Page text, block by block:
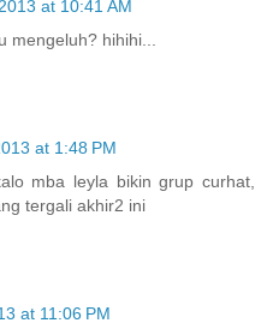
at 10:41 AM
mengeluh? hihihi...
at 1:48 PM
mba leyla bikin grup curhat,
tergali akhir2 ini
at 11:06 PM